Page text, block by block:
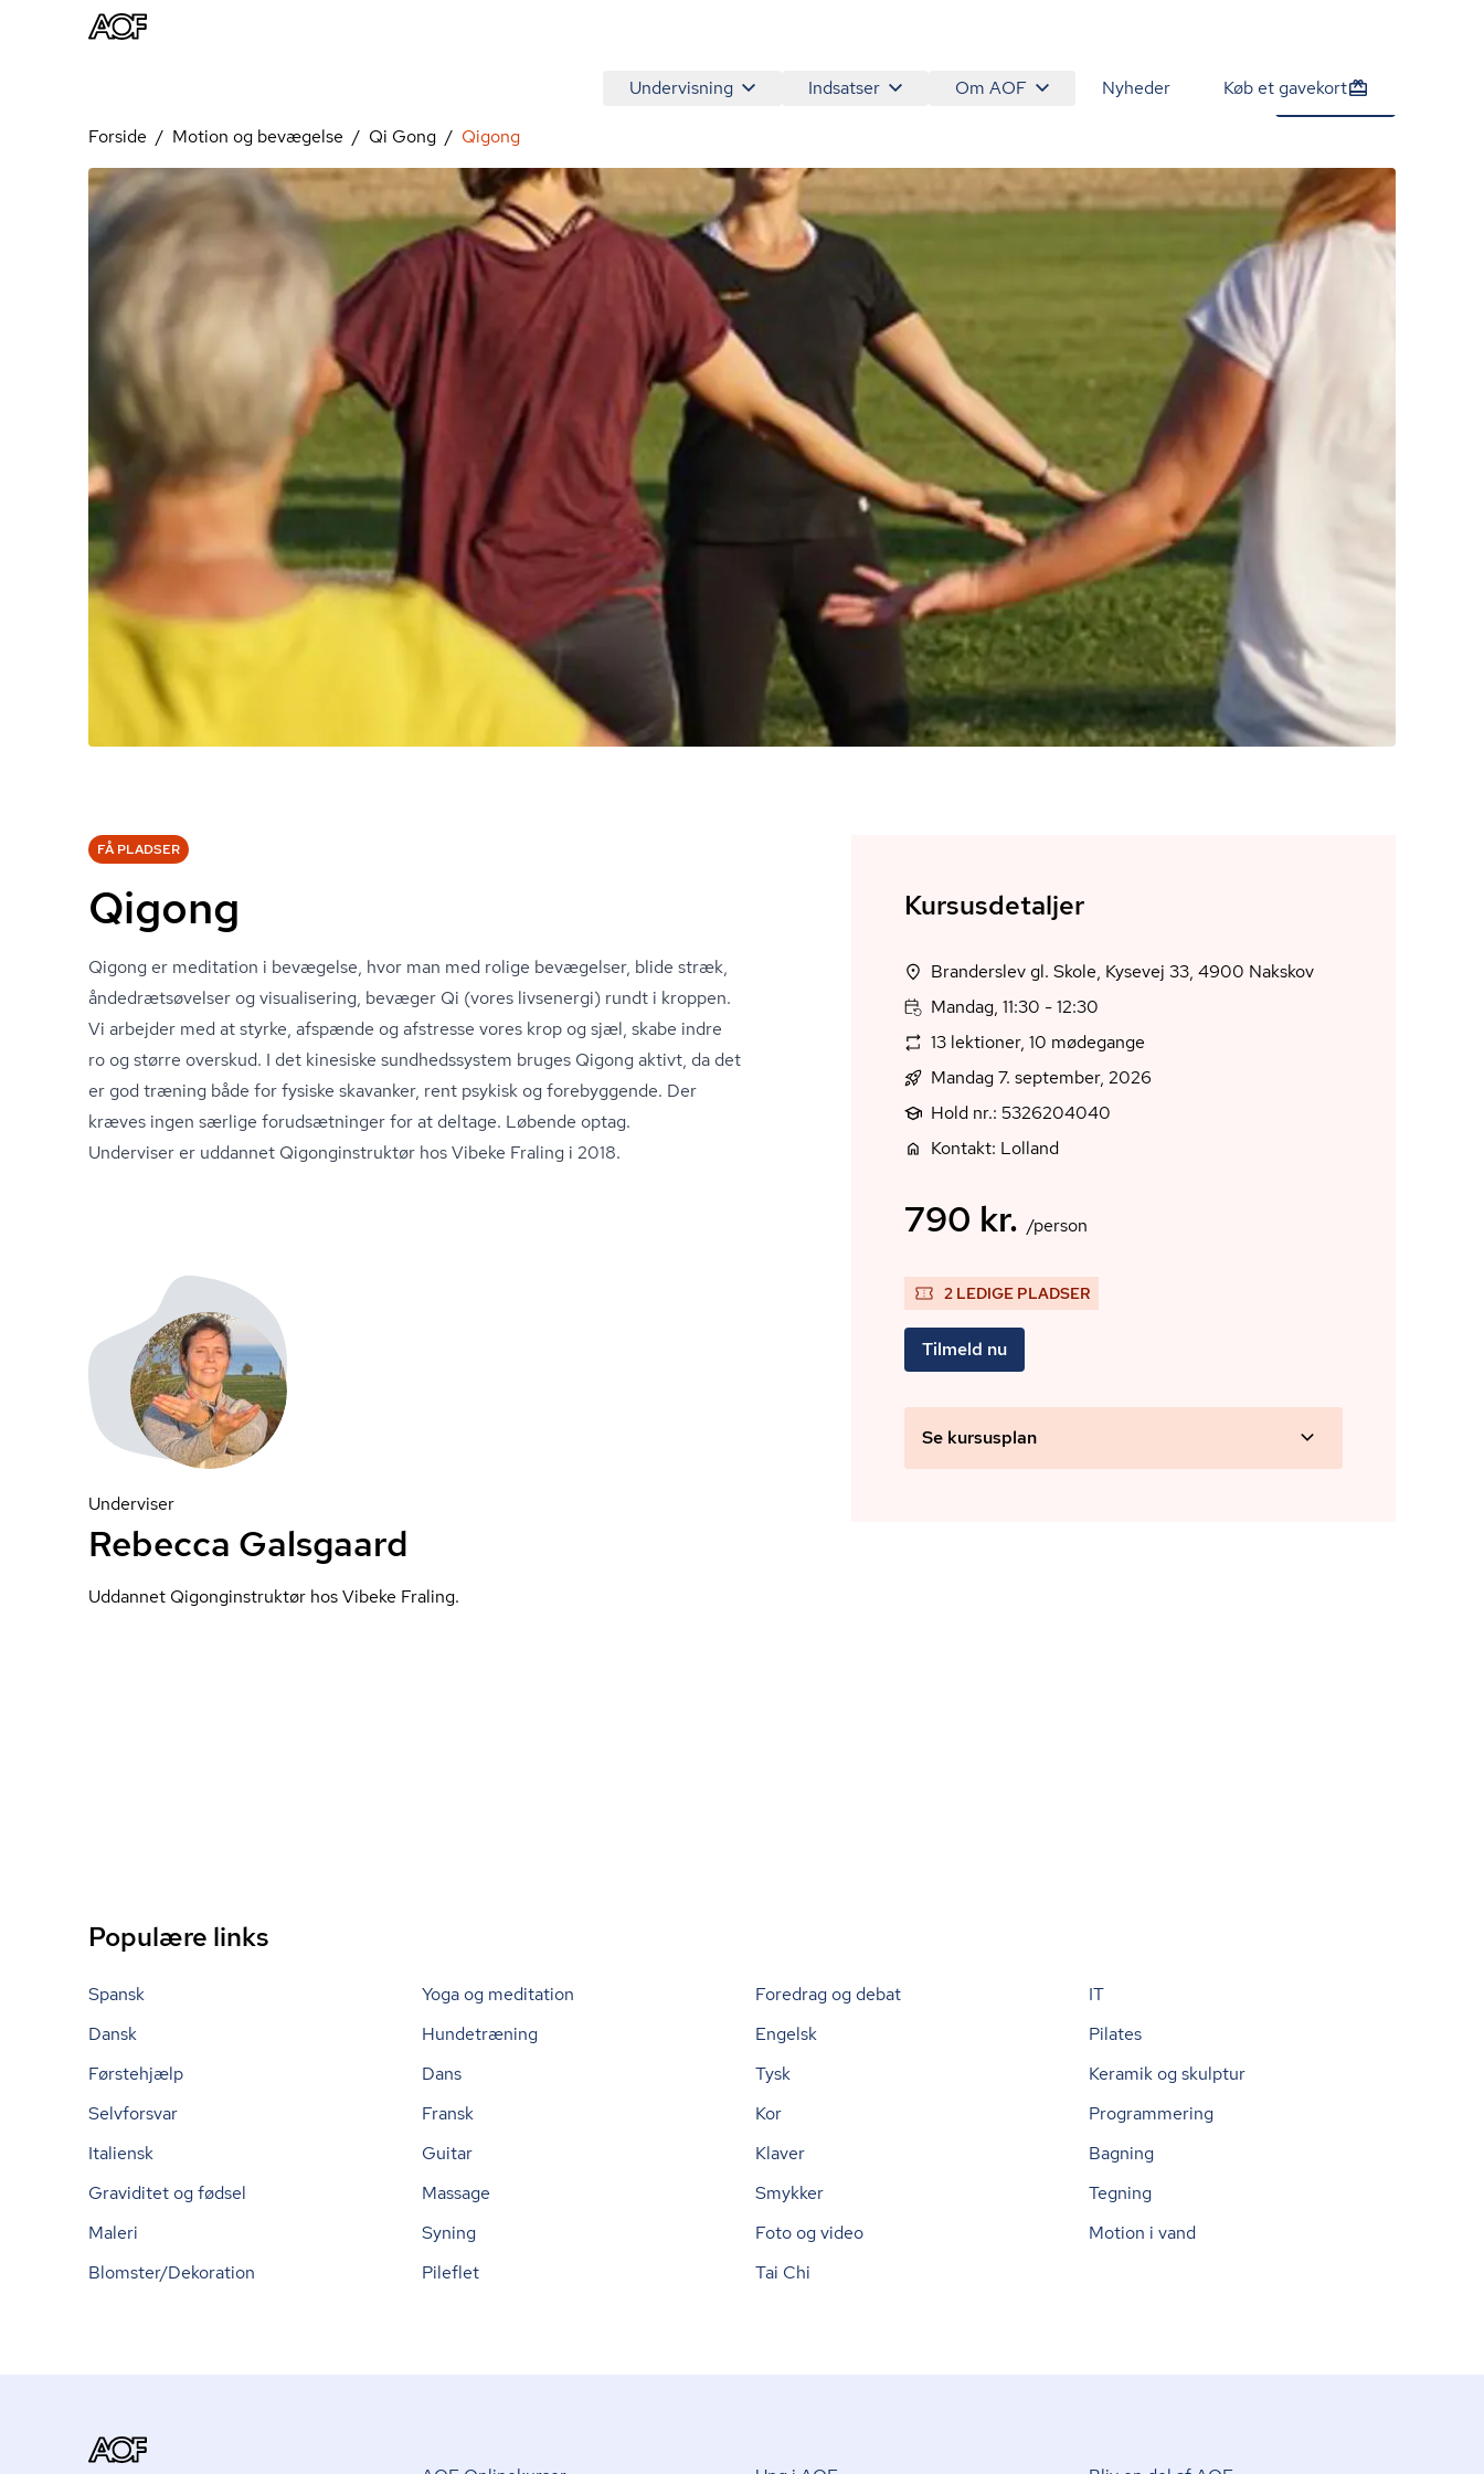
Undervisning Indsatser Om AOF Nyheder Køb et gavekort
Forside Motion og bevægelse Qi Gong Qigong
790 kr. /person Tilmeld nu
FÅ PLADSER
Qigong
Qigong er meditation i bevægelse, hvor man med rolige bevægelser, blide stræk,
ån­de­drætsø­vel­ser og visualisering, bevæger Qi (vores livsenergi) rundt i kroppen.
Vi arbejder med at styrke, afspænde og afstresse vores krop og sjæl, skabe indre
ro og større overskud. I det kinesiske sundhedssystem bruges Qigong aktivt, da det
er god træning både for fysiske skavanker, rent psykisk og forebyggende. Der
kræves ingen særlige forudsætninger for at deltage. Løbende optag.
Underviser er uddannet Qi­gon­gin­struk­tør hos Vibeke Fraling i 2018.
Kursusdetaljer
Branderslev gl. Skole, Kysevej 33, 4900 Nakskov
Mandag, 11:30 - 12:30
13 lektioner, 10 mødegange
Mandag 7. september, 2026
Hold nr.: 5326204040
Kontakt: Lolland
790 kr. /person
2 LEDIGE PLADSER
Tilmeld nu
Se kursusplan
Underviser
Rebecca Galsgaard
Uddannet Qi­gon­gin­struk­tør hos Vibeke Fraling.
Populære links
Spansk Yoga og meditation Foredrag og debat
IT
Dansk
Hundetræning Engelsk
Pilates
Førstehjælp
Dans Tysk
Keramik og skulptur
Selvforsvar
Fransk Kor
Programmering
Italiensk
Guitar Klaver
Bagning
Graviditet og fødsel
Massage Smykker
Tegning
Maleri
Syning Foto og video
Motion i vand
Blomster/Dekoration
Pileflet Tai Chi